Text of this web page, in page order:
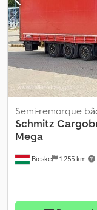
Sjck
Bicske 1 255 km
Semi-remorque
Schmitz
Mega